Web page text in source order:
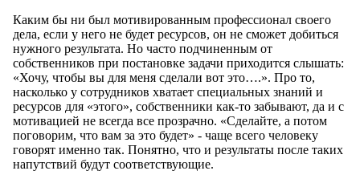
Каким бы ни был мотивированным профессионал своего
дела, если у него не будет ресурсов, он не сможет добиться
нужного результата. Но часто подчиненным от
собственников при постановке задачи приходится слышать:
«Хочу, чтобы вы для меня сделали вот это….». Про то,
насколько у сотрудников хватает специальных знаний и
ресурсов для «этого», собственники как-то забывают, да и с
мотивацией не всегда все прозрачно. «Сделайте, а потом
поговорим, что вам за это будет» - чаще всего человеку
говорят именно так. Понятно, что и результаты после таких
напутствий будут соответствующие.